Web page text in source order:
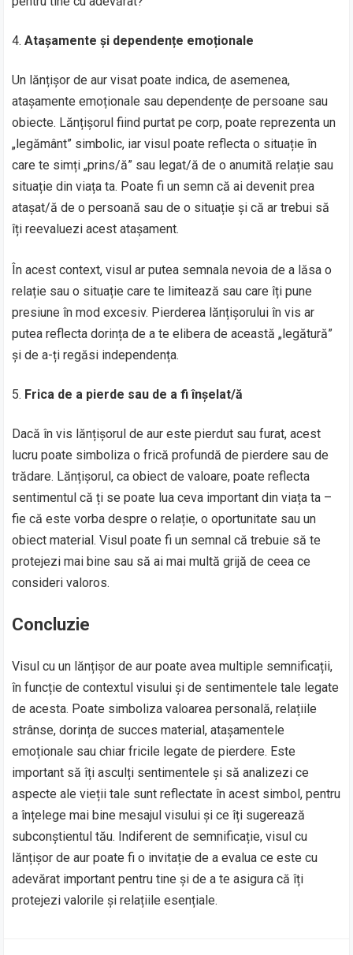
Atașamente și dependențe emoționale
Un lănțișor de aur visat poate indica, de asemenea,
atașamente emoționale sau dependențe de persoane sau
obiecte. Lănțișorul fiind purtat pe corp, poate reprezenta un
„legământ” simbolic, iar visul poate reflecta o situație în
care te simți „prins/ă” sau legat/ă de o anumită relație sau
situație din viața ta. Poate fi un semn că ai devenit prea
atașat/ă de o persoană sau de o situație și că ar trebui să
îți reevaluezi acest atașament.
În acest context, visul ar putea semnala nevoia de a lăsa o
relație sau o situație care te limitează sau care îți pune
presiune în mod excesiv. Pierderea lănțișorului în vis ar
putea reflecta dorința de a te elibera de această „legătură”
și de a-ți regăsi independența.
Frica de a pierde sau de a fi înșelat/ă
Dacă în vis lănțișorul de aur este pierdut sau furat, acest
lucru poate simboliza o frică profundă de pierdere sau de
trădare. Lănțișorul, ca obiect de valoare, poate reflecta
sentimentul că ți se poate lua ceva important din viața ta –
fie că este vorba despre o relație, o oportunitate sau un
obiect material. Visul poate fi un semnal că trebuie să te
protejezi mai bine sau să ai mai multă grijă de ceea ce
consideri valoros.
Concluzie
Visul cu un lănțișor de aur poate avea multiple semnificații,
în funcție de contextul visului și de sentimentele tale legate
de acesta. Poate simboliza valoarea personală, relațiile
strânse, dorința de succes material, atașamentele
emoționale sau chiar fricile legate de pierdere. Este
important să îți asculți sentimentele și să analizezi ce
aspecte ale vieții tale sunt reflectate în acest simbol, pentru
a înțelege mai bine mesajul visului și ce îți sugerează
subconștientul tău. Indiferent de semnificație, visul cu
lănțișor de aur poate fi o invitație de a evalua ce este cu
adevărat important pentru tine și de a te asigura că îți
protejezi valorile și relațiile esențiale.